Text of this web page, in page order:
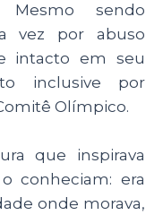
sendo
vez por abuso
intacto em seu
inclusive por
Olímpico.
que inspirava
conheciam: era
onde morava,